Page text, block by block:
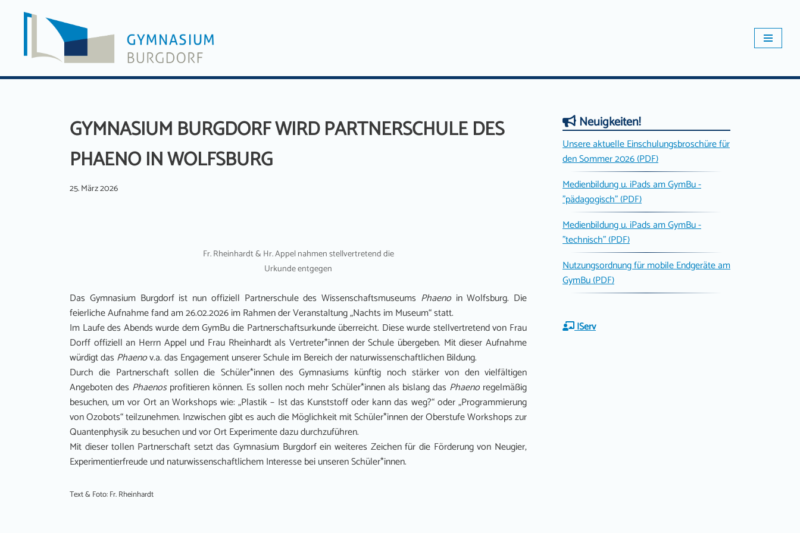
springen
GYMNASIUM BURGDORF WIRD PARTNERSCHULE DES
PHAENO IN WOLFSBURG
25. März 2026
Fr. Rheinhardt & Hr. Appel nahmen stellvertretend die
Urkunde entgegen
Das Gymnasium Burgdorf ist nun offiziell Partnerschule des Wissenschaftsmuseums Phaeno in Wolfsburg. Die
feierliche Aufnahme fand am 26.02.2026 im Rahmen der Veranstaltung „Nachts im Museum“ statt.
Im Laufe des Abends wurde dem GymBu die Partnerschaftsurkunde überreicht. Diese wurde stellvertretend von Frau
Dorff offiziell an Herrn Appel und Frau Rheinhardt als Vertreter*innen der Schule übergeben. Mit dieser Aufnahme
würdigt das Phaenov.a. das Engagement unserer Schule im Bereich der naturwissenschaftlichen Bildung.
Durch die Partnerschaft sollen die Schüler*innen des Gymnasiums künftig noch stärker von den vielfältigen
Angeboten des Phaenosprofitieren können. Es sollen noch mehr Schüler*innen als bislang das Phaenoregelmäßig
besuchen, um vor Ort an Workshops wie: „Plastik – Ist das Kunststoff oder kann das weg?“ oder „Programmierung
von Ozobots“ teilzunehmen. Inzwischen gibt es auch die Möglichkeit mit Schüler*innen der Oberstufe Workshops zur
Quantenphysik zu besuchen und vor Ort Experimente dazu durchzuführen.
Mit dieser tollen Partnerschaft setzt das Gymnasium Burgdorf ein weiteres Zeichen für die Förderung von Neugier,
Experimentierfreude und naturwissenschaftlichem Interesse bei unseren Schüler*innen.
Text & Foto: Fr. Rheinhardt
Neuigkeiten!
Unsere aktuelle Einschulungsbroschüre für
den Sommer 2026 (PDF)
Medienbildung u. iPads am GymBu -
"pädagogisch" (PDF)
Medienbildung u. iPads am GymBu -
"technisch" (PDF)
Nutzungsordnung für mobile Endgeräte am
GymBu (PDF)
IServ